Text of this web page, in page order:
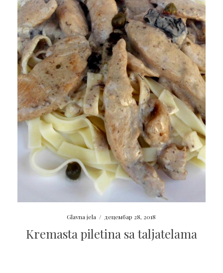
Glavna jela / децембар 28, 2018
Kremasta piletina sa taljatelama